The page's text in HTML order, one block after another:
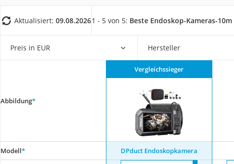
Multimeter
Gasdurchlauferhitzer
Service
Aktualisiert: 09.08.20261 - 5 von 5: Beste Endoskop-Kameras-10m
Preis in EUR Hersteller
Abbildung*
Vergleichssieger
Modell* DPduct Endoskopkamera